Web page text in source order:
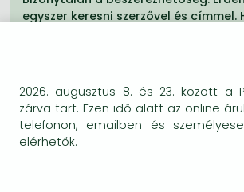
Frieren manga
egyszer keresni szerzővel és címmel.
2026. augusztus 8. és 23. között a
zárva tart. Ezen idő alatt az online
telefonon, emailben és
elérhetők.